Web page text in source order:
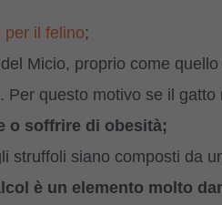
per il felino;
Micio, proprio come
Per questo motivo se il
o soffrire di obesità;
struffoli siano composti da
è un elemento molto